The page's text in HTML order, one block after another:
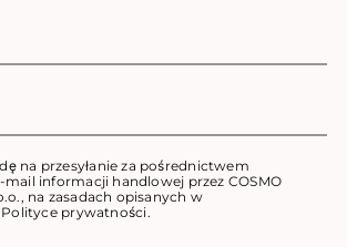
na przesyłanie za pośrednictwem
informacji handlowej przez COSMO
na zasadach opisanych w
Polityce prywatności.